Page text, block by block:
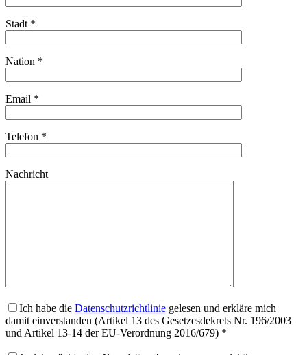
Stadt *
Nation *
Email *
Telefon *
Nachricht
Ich habe die Datenschutzrichtlinie gelesen und erkläre mich
damit einverstanden (Artikel 13 des Gesetzesdekrets Nr. 196/2003
und Artikel 13-14 der EU-Verordnung 2016/679) *